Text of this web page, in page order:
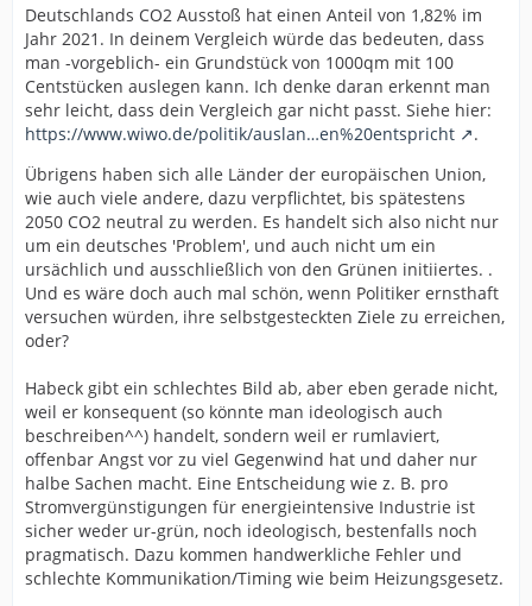
Was genau hat es mit einem Verschwörungsmythos zu
tun, wenn weite Teile der Gesellschaft den
Mainstreammedien nicht mehr vertrauen?
Was Du zu Habeck schreibst, teile ich an keiner Stelle. Er
ist aus meiner Sicht der mit großem Abstand
schlechteste Wirtschaftsminister, den dieses Land
jemals gesehen hat. Er agiert ausschließlich ideologisch,
seiner Klimareligion folgend. Dass diese CO2-
Gläubigkeit im Mainstream gar nicht mehr hinterfragt
wird, ist natürlich Teil des Problems, das zu dem
Themenkomplex Medien gehört. Für mich hat es was
sektenhaftes, religiöses.
Ich möchte das mal anschaulich verdeutlichen, was ich
meine:
Man stelle sich ein sehr großes Grundstück von
1.000qm vor. Man lege nun das Grundstück mit 1-Cent
Münzen aus, dicht an dicht. Jetzt stellt man sich vor,
Deutschland würde von heute auf morgen sämtlichen
CO2 Ausstoß beenden; keine Autos, keine Heizungen,
keine Produktion, kein gar nichts mehr.
Jetzt darfst Du genau ein Centstück von dem
Grundstück wegnehmen.
Deutschlands CO2 Ausstoß hat einen Anteil von 1,82% im
Jahr 2021. In deinem Vergleich würde das bedeuten, dass
man -vorgeblich- ein Grundstück von 1000qm mit 100
Centstücken auslegen kann. Ich denke daran erkennt man
sehr leicht, dass dein Vergleich gar nicht passt. Siehe hier:
https://www.wiwo.de/politik/auslan…en%20entspricht
.
Übrigens haben sich alle Länder der europäischen Union,
wie auch viele andere, dazu verpflichtet, bis spätestens
2050 CO2 neutral zu werden. Es handelt sich also nicht nur
um ein deutsches 'Problem', und auch nicht um ein
ursächlich und ausschließlich von den Grünen initiiertes. .
Und es wäre doch auch mal schön, wenn Politiker ernsthaft
versuchen würden, ihre selbstgesteckten Ziele zu erreichen,
oder?
Habeck gibt ein schlechtes Bild ab, aber eben gerade nicht,
weil er konsequent (so könnte man ideologisch auch
beschreiben^^) handelt, sondern weil er rumlaviert,
offenbar Angst vor zu viel Gegenwind hat und daher nur
halbe Sachen macht. Eine Entscheidung wie z. B. pro
Stromvergünstigungen für energieintensive Industrie ist
sicher weder ur-grün, noch ideologisch, bestenfalls noch
pragmatisch. Dazu kommen handwerkliche Fehler und
schlechte Kommunikation/Timing wie beim Heizungsgesetz.